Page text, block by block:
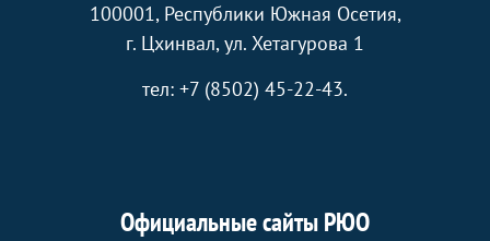
100001, Республики Южная Осетия,
г. Цхинвал, ул. Хетагурова 1
тел: +7 (8502) 45-22-43.
Официальные сайты РЮО